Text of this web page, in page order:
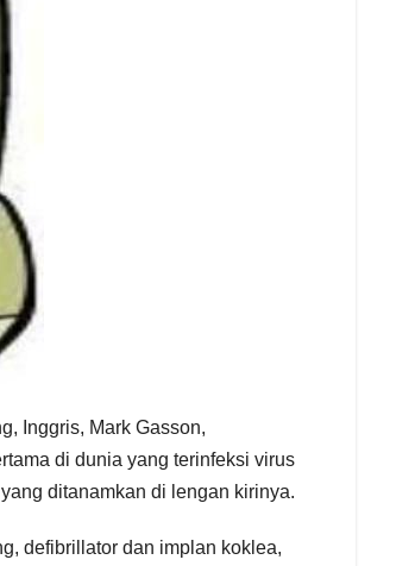
Inggris, Mark Gasson,
di dunia yang terinfeksi virus
ditanamkan di lengan kirinya.
defibrillator dan implan koklea,